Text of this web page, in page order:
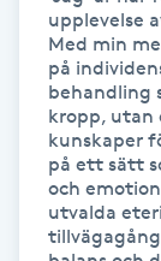
Gua Sha-
Hatha Yoga
Headspa
Healing
upplevelse
Med min
på
behandling
kropp, utan
kunskaper
på ett sätt
och
utvalda